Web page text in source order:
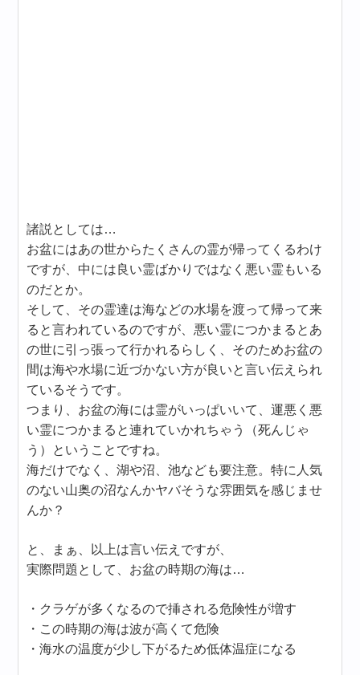
諸説としては…
お盆にはあの世からたくさんの霊が帰ってくるわけ
ですが、中には良い霊ばかりではなく悪い霊もいる
のだとか。
そして、その霊達は海などの水場を渡って帰って来
ると言われているのですが、悪い霊につかまるとあ
の世に引っ張って行かれるらしく、そのためお盆の
間は海や水場に近づかない方が良いと言い伝えられ
ているそうです。
つまり、お盆の海には霊がいっぱいいて、運悪く悪
い霊につかまると連れていかれちゃう（死んじゃ
う）ということですね。
海だけでなく、湖や沼、池なども要注意。特に人気
のない山奥の沼なんかヤバそうな雰囲気を感じませ
んか？
と、まぁ、以上は言い伝えですが、
実際問題として、お盆の時期の海は…
・クラゲが多くなるので挿される危険性が増す
・この時期の海は波が高くて危険
・海水の温度が少し下がるため低体温症になる